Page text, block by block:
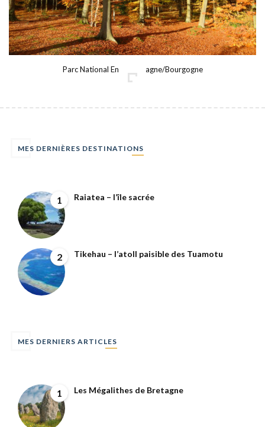
Parc National En Champagne/Bourgogne
MES DERNIÈRES DESTINATIONS
1 Raiatea – l’île sacrée
2 Tikehau – l’atoll paisible des Tuamotu
MES DERNIERS ARTICLES
1 Les Mégalithes de Bretagne